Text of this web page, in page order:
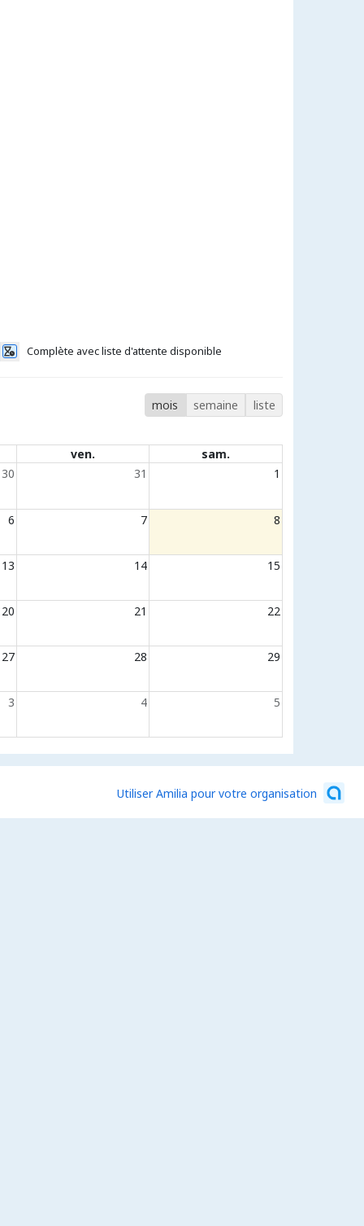
Complète avec liste d'attente disponible
mois semaine liste
ven.
sam.
30 31 1
6 7 8
13 14 15
20 21 22
27 28 29
3 4 5
Utiliser Amilia pour votre organisation